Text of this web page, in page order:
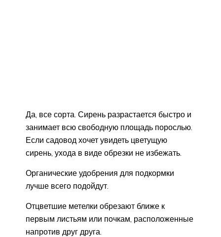
Да, все сорта. Сирень разрастается быстро и
занимает всю свободную площадь порослью.
Если садовод хочет увидеть цветущую
сирень, ухода в виде обрезки не избежать.
Органические удобрения для подкормки
лучше всего подойдут.
Отцветшие метелки обрезают ближе к
первым листьям или почкам, расположенные
напротив друг друга.